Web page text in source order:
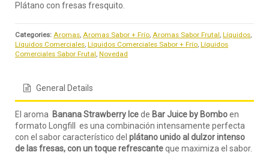
Plátano con fresas fresquito.
Categories: Aromas, Aromas Sabor + Frío, Aromas Sabor Frutal, Líquidos,
Líquidos Comerciales, Líquidos Comerciales Sabor + Frío, Líquidos
Comerciales Sabor Frutal, Novedad
General Details
El aroma Banana Strawberry Icede Bar Juice by Bomboen
formato Longfill es una combinación intensamente perfecta
con el sabor característico del plátano unido al dulzor intenso
de las fresas, con un toque refrescanteque maximiza el sabor.